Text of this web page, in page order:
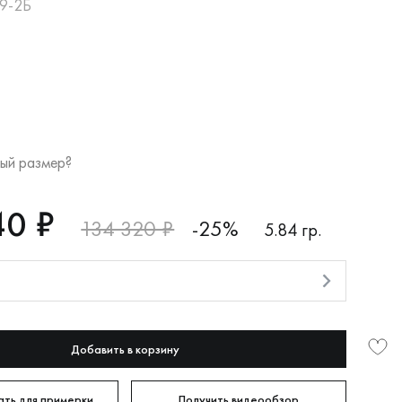
2Б
размер?
₽ 134 320 ₽ -25% 5.84 гр.
Добавить в корзину